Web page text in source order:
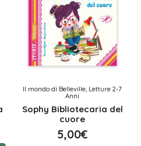
Il mondo di Belleville, Letture 2-7
Anni
Sophy Bibliotecaria del
cuore
5,00€